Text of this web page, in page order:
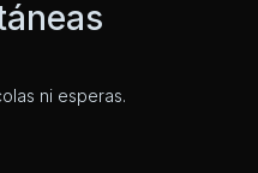
ni esperas.